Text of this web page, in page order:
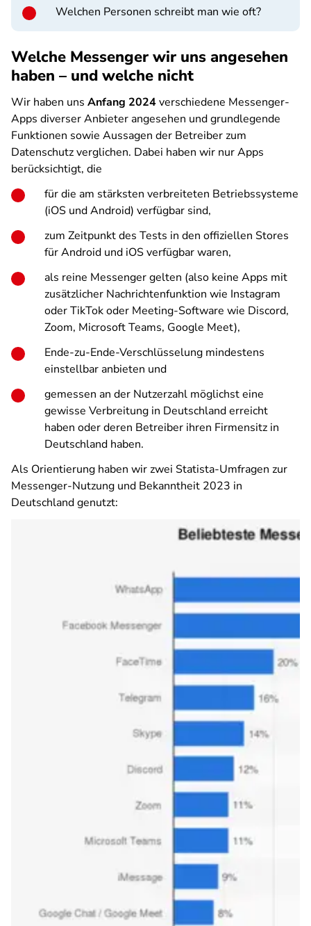
Welchen Personen schreibt man wie oft?
Welche Messenger wir uns angesehen
haben – und welche nicht
Wir haben uns Anfang 2024verschiedene Messenger-
Apps diverser Anbieter angesehen und grundlegende
Funktionen sowie Aussagen der Betreiber zum
Datenschutz verglichen. Dabei haben wir nur Apps
berücksichtigt, die
für die am stärksten verbreiteten Betriebssysteme
(iOS und Android) verfügbar sind,
zum Zeitpunkt des Tests in den offiziellen Stores
für Android und iOS verfügbar waren,
als reine Messenger gelten (also keine Apps mit
zusätzlicher Nachrichtenfunktion wie Instagram
oder TikTok oder Meeting-Software wie Discord,
Zoom, Microsoft Teams, Google Meet),
Ende-zu-Ende-Verschlüsselung mindestens
einstellbar anbieten und
gemessen an der Nutzerzahl möglichst eine
gewisse Verbreitung in Deutschland erreicht
haben oder deren Betreiber ihren Firmensitz in
Deutschland haben.
Als Orientierung haben wir zwei Statista-Umfragen zur
Messenger-Nutzung und Bekanntheit 2023 in
Deutschland genutzt: